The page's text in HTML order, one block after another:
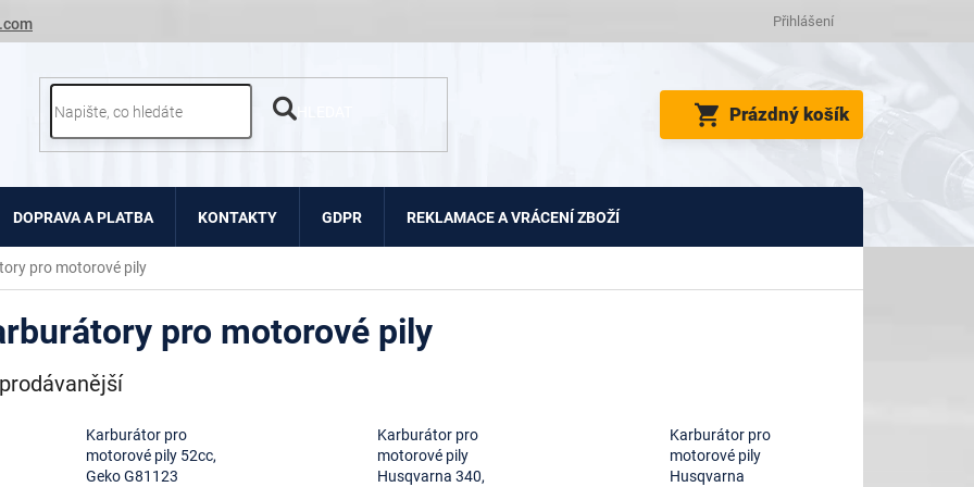
Přihlášení
NÁKUPNÍ
KOŠÍK
Prázdný košík
DOPRAVA A PLATBA KONTAKTY GDPR REKLAMACE A VRÁCENÍ ZBOŽÍ
pro motorové pily
pro motorové pily
Karburátor pro
motorové pily 52cc,
Geko G81123
Karburátor pro
motorové pily
Husqvarna 340,
Karburátor pro
motorové pily
Husqvarna